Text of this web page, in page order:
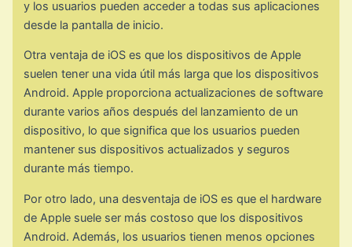
y los usuarios pueden acceder a todas sus aplicaciones
desde la pantalla de inicio.
Otra ventaja de iOS es que los dispositivos de Apple
suelen tener una vida útil más larga que los dispositivos
Android. Apple proporciona actualizaciones de software
durante varios años después del lanzamiento de un
dispositivo, lo que significa que los usuarios pueden
mantener sus dispositivos actualizados y seguros
durante más tiempo.
Por otro lado, una desventaja de iOS es que el hardware
de Apple suele ser más costoso que los dispositivos
Android. Además, los usuarios tienen menos opciones